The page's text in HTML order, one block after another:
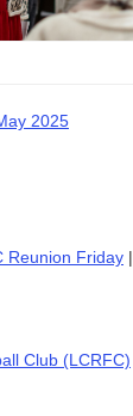
2025
Reunion Friday |
Club (LCRFC)